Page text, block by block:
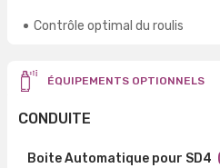
Contrôle optimal du roulis
ÉQUIPEMENTS OPTIONNELS
CONDUITE
Boite Automatique pour SD4